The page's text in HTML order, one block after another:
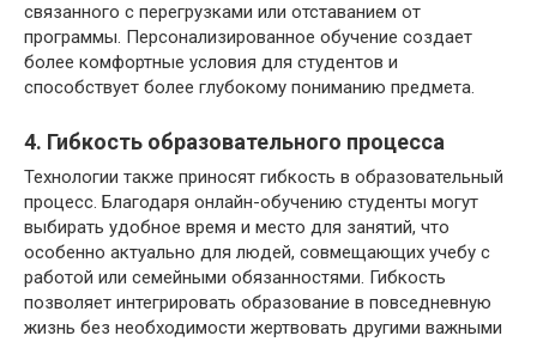
связанного с перегрузками или отставанием от
программы. Персонализированное обучение создает
более комфортные условия для студентов и
способствует более глубокому пониманию предмета.
4. Гибкость образовательного процесса
Технологии также приносят гибкость в образовательный
процесс. Благодаря онлайн-обучению студенты могут
выбирать удобное время и место для занятий, что
особенно актуально для людей, совмещающих учебу с
работой или семейными обязанностями. Гибкость
позволяет интегрировать образование в повседневную
жизнь без необходимости жертвовать другими важными